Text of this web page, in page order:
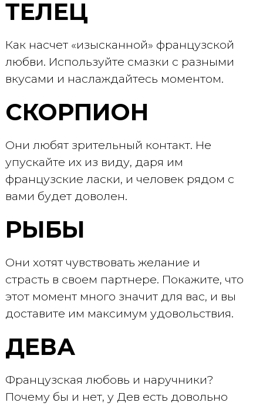
ТЕЛЕЦ
Как насчет «изысканной» французской
любви. Используйте смазки с разными
вкусами и наслаждайтесь моментом.
СКОРПИОН
Они любят зрительный контакт. Не
упускайте их из виду, даря им
французские ласки, и человек рядом с
вами будет доволен.
РЫБЫ
Они хотят чувствовать желание и
страсть в своем партнере. Покажите, что
этот момент много значит для вас, и вы
доставите им максимум удовольствия.
ДЕВА
Французская любовь и наручники?
Почему бы и нет, у Дев есть довольно